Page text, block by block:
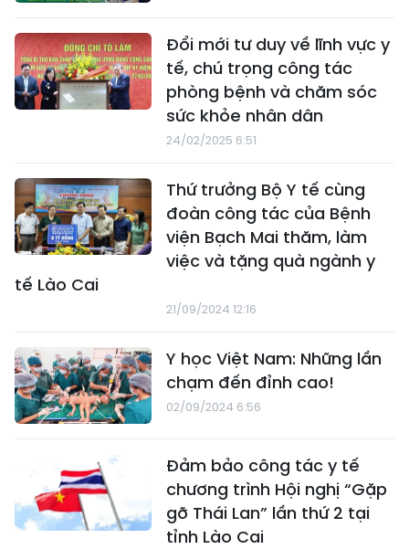
Đổi mới tư duy về lĩnh vực y
tế, chú trọng công tác
phòng bệnh và chăm sóc
sức khỏe nhân dân
24/02/2025 6:51
Thứ trưởng Bộ Y tế cùng
đoàn công tác của Bệnh
viện Bạch Mai thăm, làm
việc và tặng quà ngành y
tế Lào Cai
21/09/2024 12:16
Y học Việt Nam: Những lần
chạm đến đỉnh cao!
02/09/2024 6:56
Đảm bảo công tác y tế
chương trình Hội nghị “Gặp
gỡ Thái Lan” lần thứ 2 tại
tỉnh Lào Cai